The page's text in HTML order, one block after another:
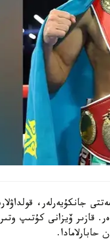
جانكۇيەرلەر،
قازىر ۆيزانى كۇتىپ